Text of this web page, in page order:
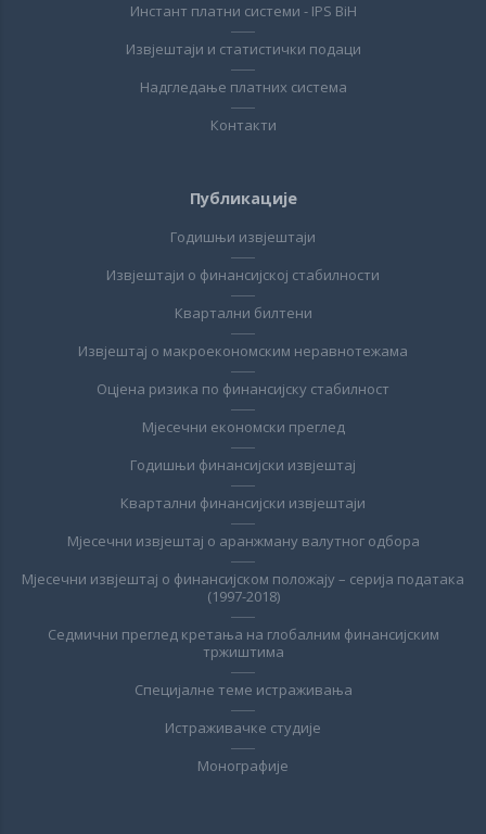
Инстант платни системи - IPS BiH
Извјештаји и статистички подаци
Надгледање платних система
Контакти
Публикације
Годишњи извјештаји
Извјештаји о финансијској стабилности
Квартални билтени
Извјештај о макроекономским неравнотежама
Оцјена ризика по финансијску стабилност
Мјесечни економски преглед
Годишњи финансијски извјештај
Квартални финансијски извјештаји
Мјесечни извјештај о аранжману валутног одбора
Мјесечни извјештај о финансијском положају – серија података
(1997-2018)
Седмични преглед кретања на глобалним финансијским
тржиштима
Специјалне теме истраживања
Истраживачке студије
Монографије